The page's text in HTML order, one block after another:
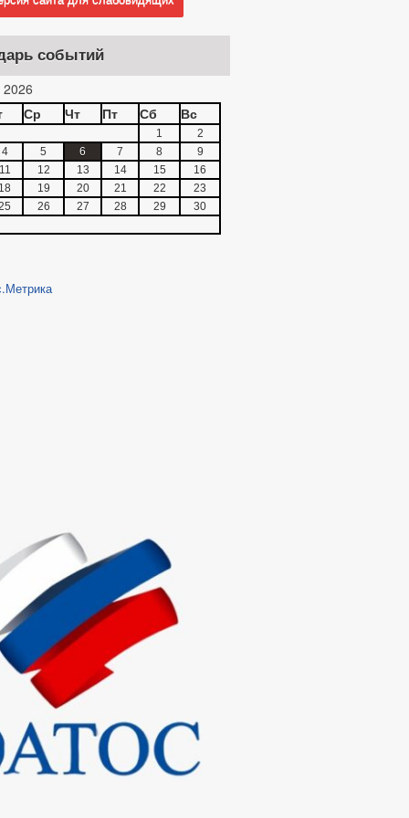
событий
Ср Чт Пт Сб Вс
1
2
4 5 6 7 8
9
11 12 13 14 15
16
18 19 20 21 22
23
26 27 28 29
30